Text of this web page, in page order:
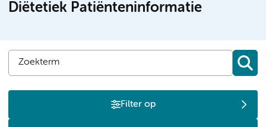
Diëtetiek Patiënteninformatie
Filter op